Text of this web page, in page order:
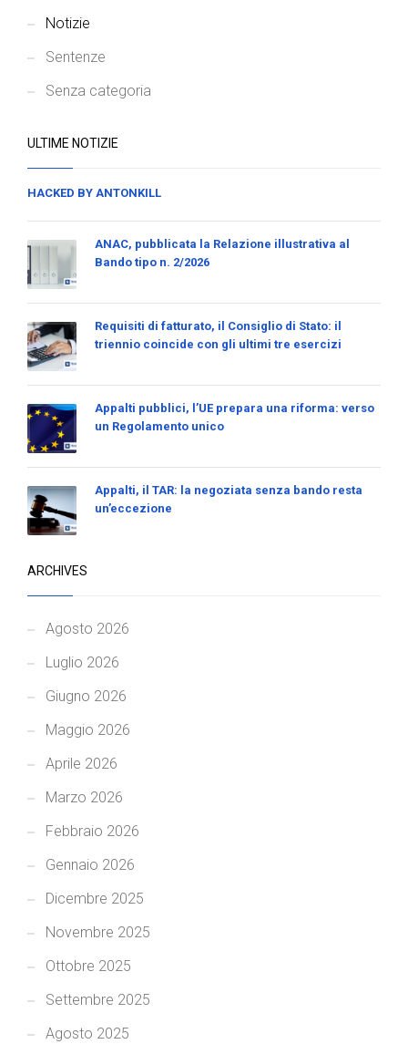
Notizie
Sentenze
Senza categoria
ULTIME NOTIZIE
HACKED BY ANTONKILL
ANAC, pubblicata la Relazione illustrativa al
Bando tipo n. 2/2026
Requisiti di fatturato, il Consiglio di Stato: il
triennio coincide con gli ultimi tre esercizi
Appalti pubblici, l’UE prepara una riforma: verso
un Regolamento unico
Appalti, il TAR: la negoziata senza bando resta
un’eccezione
ARCHIVES
Agosto 2026
Luglio 2026
Giugno 2026
Maggio 2026
Aprile 2026
Marzo 2026
Febbraio 2026
Gennaio 2026
Dicembre 2025
Novembre 2025
Ottobre 2025
Settembre 2025
Agosto 2025